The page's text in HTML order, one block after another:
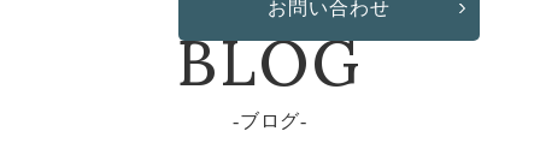
お問い合わせ
BLOG
ブログ